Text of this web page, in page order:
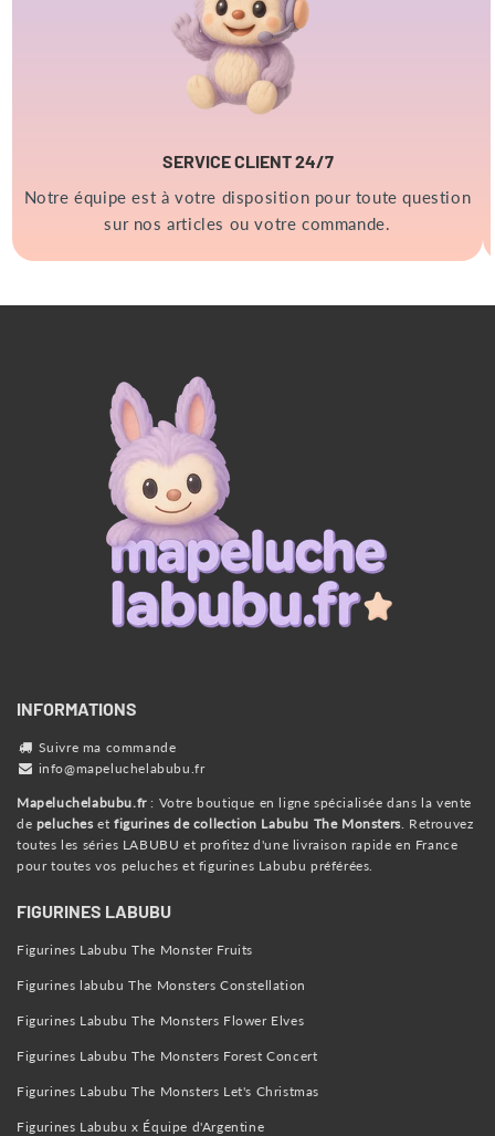
SERVICE CLIENT 24/7
Notre équipe est à votre disposition pour toute question
sur nos articles ou votre commande.
INFORMATIONS
Suivre ma commande
info@mapeluchelabubu.fr
Mapeluchelabubu.fr: Votre boutique en ligne spécialisée dans la vente
de peluches etfigurines de collection Labubu The Monsters . Retrouvez
toutes les séries LABUBU et profitez d'une livraison rapide en France
pour toutes vos peluches et figurines Labubu préférées.
FIGURINES LABUBU
Figurines Labubu The Monster Fruits
Figurines labubu The Monsters Constellation
Figurines Labubu The Monsters Flower Elves
Figurines Labubu The Monsters Forest Concert
Figurines Labubu The Monsters Let's Christmas
Figurines Labubu x Équipe d'Argentine